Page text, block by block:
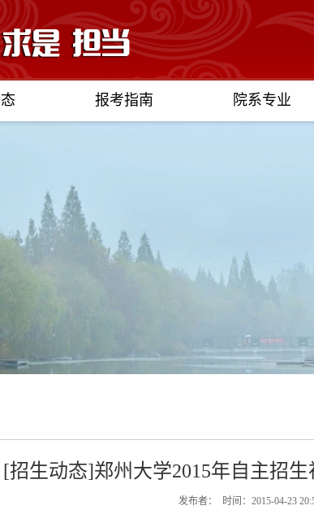
报考指南 院系专业
[招生动态]郑州大学2015年自主招生
发布者： 时间：2015-04-23